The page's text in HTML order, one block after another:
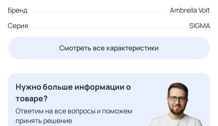
Бренд
Ambrella Volt
Серия
SIGMA
Смотреть все характеристики
Нужно больше информации о
товаре?
Ответим на все вопросы и поможем
принять решение